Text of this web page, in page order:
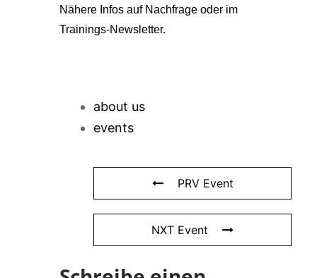
Nähere Infos auf Nachfrage oder im
Trainings-Newsletter.
about us
events
PRV Event
NXT Event